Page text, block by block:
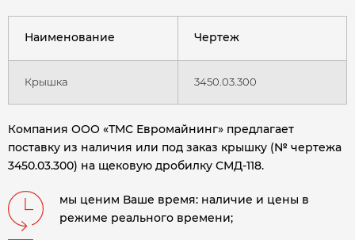
Наименование Чертеж
Крышка 3450.03.300
Компания ООО «ТМС Евромайнинг» предлагает
поставку из наличия или под заказ крышку (№ чертежа
3450.03.300) на щековую дробилку СМД-118.
мы ценим Ваше время: наличие и цены в
режиме реального времени;